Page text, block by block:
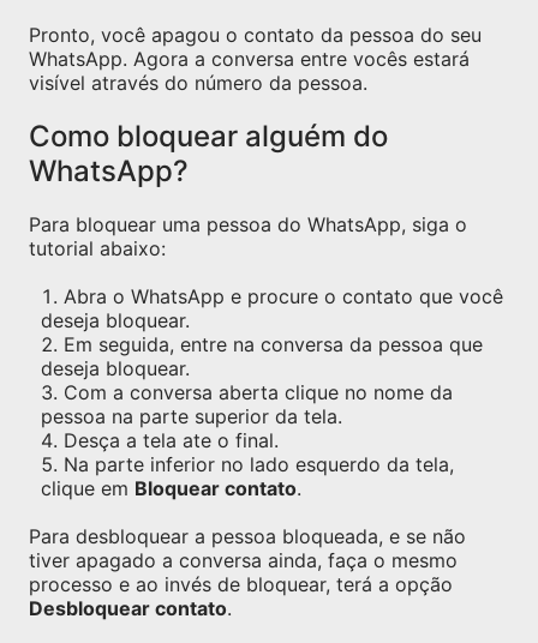
Pronto, você apagou o contato da pessoa do seu
WhatsApp. Agora a conversa entre vocês estará
visível através do número da pessoa.
Como bloquear alguém do
WhatsApp?
Para bloquear uma pessoa do WhatsApp, siga o
tutorial abaixo:
Abra o WhatsApp e procure o contato que você
deseja bloquear.
Em seguida, entre na conversa da pessoa que
deseja bloquear.
Com a conversa aberta clique no nome da
pessoa na parte superior da tela.
Desça a tela ate o final.
Na parte inferior no lado esquerdo da tela,
clique em Bloquear contato.
Para desbloquear a pessoa bloqueada, e se não
tiver apagado a conversa ainda, faça o mesmo
processo e ao invés de bloquear, terá a opção
Desbloquear contato.